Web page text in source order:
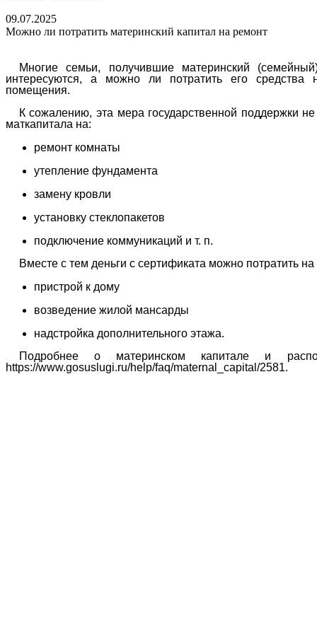
09.07.2025
Можно ли потратить материнский капитал на ремонт
Многие семьи, получившие материнский
интересуются, а можно ли потратить его
помещения.
К сожалению, эта мера государственной поддержки
маткапитала на:
ремонт комнаты
утепление фундамента
замену кровли
установку стеклопакетов
подключение коммуникаций и т. п.
Вместе с тем деньги с сертификата можно потратить
пристрой к дому
возведение жилой мансарды
надстройка дополнительного этажа.
Подробнее о материнском капитале и
https://www.gosuslugi.ru/help/faq/maternal_capital/2581.